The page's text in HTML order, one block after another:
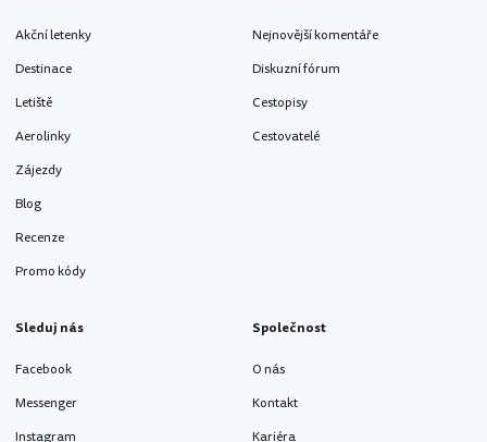
Akční letenky
Destinace
Letiště
Aerolinky
Zájezdy
Blog
Recenze
Promo kódy
Nejnovější komentáře
Diskuzní fórum
Cestopisy
Cestovatelé
Sleduj nás
Facebook
Messenger
Instagram
Společnost
O nás
Kontakt
Kariéra